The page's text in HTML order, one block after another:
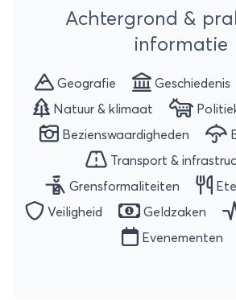
Achtergrond &
informatie
Geografie Geschiedenis
Natuur & klimaat
Bezienswaardigheden
Transport &
Grensformaliteiten
Veiligheid
Geldzaken
Evenementen